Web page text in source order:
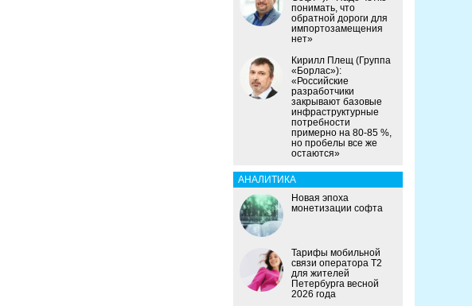
понимать, что
обратной дороги для
импортозамещения
нет»
Кирилл Плещ (Группа
«Борлас»):
«Российские
разработчики
закрывают базовые
инфраструктурные
потребности
примерно на 80-85 %,
но пробелы все же
остаются»
АНАЛИТИКА
Новая эпоха
монетизации софта
Тарифы мобильной
связи оператора Т2
для жителей
Петербурга весной
2026 года